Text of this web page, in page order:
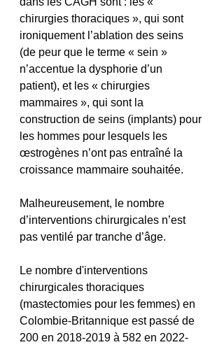
chirurgies thoraciques », qui sont
ironiquement l’ablation des seins
(de peur que le terme « sein »
n’accentue la dysphorie d’un
patient), et les « chirurgies
mammaires », qui sont la
construction de seins (implants) pour
les hommes pour lesquels les
œstrogènes n’ont pas entraîné la
croissance mammaire souhaitée.
Malheureusement, le nombre
d’interventions chirurgicales n’est
pas ventilé par tranche d’âge.
Le nombre d'interventions
chirurgicales thoraciques
(mastectomies pour les femmes) en
Colombie-Britannique est passé de
200 en 2018-2019 à 582 en 2022-